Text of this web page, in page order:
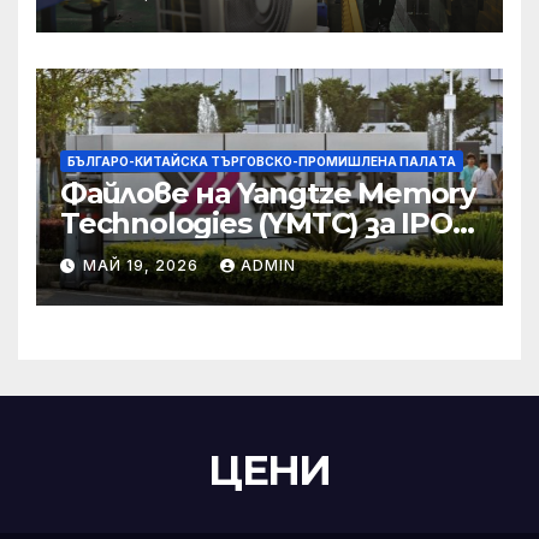
търговски консултации:
министерство
БЪЛГАРО-КИТАЙСКА ТЪРГОВСКО-ПРОМИШЛЕНА ПАЛAТА
Файлове на Yangtze Memory
Technologies (YMTC) за IPO
на STAR Market
МАЙ 19, 2026 ADMIN
ЦЕНИ